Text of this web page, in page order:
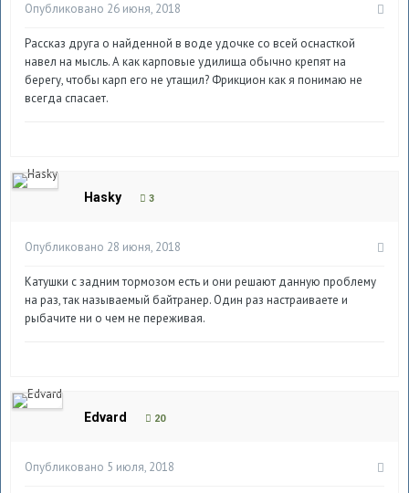
Опубликовано 26 июня, 2018
Рассказ друга о найденной в воде удочке со всей оснасткой
навел на мысль. А как карповые удилища обычно крепят на
берегу, чтобы карп его не утащил? Фрикцион как я понимаю не
всегда спасает.
Hasky 3
Опубликовано 28 июня, 2018
Катушки с задним тормозом есть и они решают данную проблему
на раз, так называемый байтранер. Один раз настраиваете и
рыбачите ни о чем не переживая.
Edvard 20
Опубликовано 5 июля, 2018